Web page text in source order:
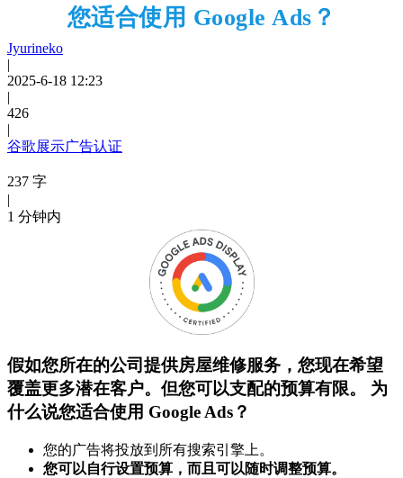
您适合使用 Google Ads？
Jyurineko
|
2025-6-18 12:23
|
426
|
谷歌展示广告认证
237 字
|
1 分钟内
假如您所在的公司提供房屋维修服务，您现在希望
覆盖更多潜在客户。但您可以支配的预算有限。 为
什么说您适合使用 Google Ads？
您的广告将投放到所有搜索引擎上。
您可以自行设置预算，而且可以随时调整预算。